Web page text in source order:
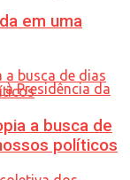
em uma
a busca de
políticos